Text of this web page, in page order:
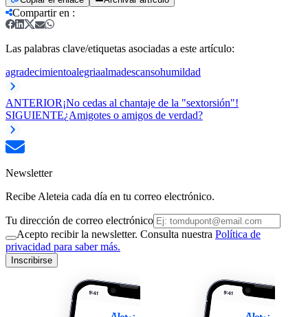
Compartir en :
Las palabras clave/etiquetas asociadas a este artículo:
agradecimientoalegriaalmadescansohumildad
ANTERIOR¡No cedas al chantaje de la "sextorsión"!
SIGUIENTE¿Amigotes o amigos de verdad?
Newsletter
Recibe Aleteia cada día en tu correo electrónico.
Tu dirección de correo electrónico
Acepto recibir la newsletter. Consulta nuestra Política de
privacidad para saber más.
Inscribirse